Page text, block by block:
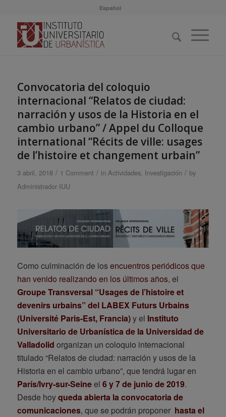
Español
Convocatoria del coloquio
internacional “Relatos de ciudad:
narración y usos de la Historia en el
cambio urbano” / Appel du Colloque
international “Récits de ville: usages
de l’histoire et changement urbain”
3 abril, 2018 / 1 Comment / in Actividades, Investigación / by
Administrador IUU
Como culminación de losencuentros periódicos que
han venido realizando en los últimos años, el
Groupe Transversal “Usages de l’histoire et
devenirs urbains” del LABEX Futurs Urbains
(Université Paris-Est, Francia)y el Instituto
Universitario de Urbanística de la Universidad de
Valladolid organizan un coloquio internacional
titulado “Relatos de ciudad: narración y usos de la
Historia en el cambio urbano”, que tendrá lugar en
París/Ivry-sur-Seineel 6 y 7 de junio de 2019.
Desde hoyqueda abierta la convocatoria de
comunicaciones, que se podrán proponer hasta el